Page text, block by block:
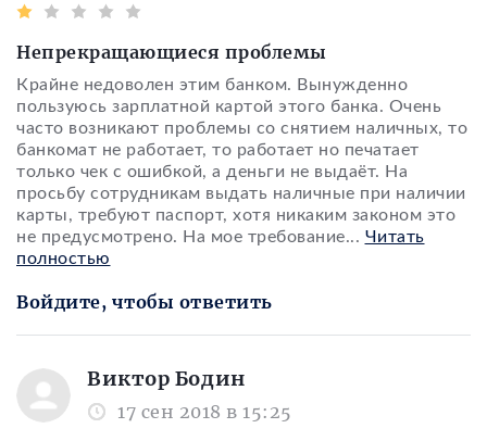
Непрекращающиеся проблемы
Крайне недоволен этим банком. Вынужденно
пользуюсь зарплатной картой этого банка. Очень
часто возникают проблемы со снятием наличных, то
банкомат не работает, то работает но печатает
только чек с ошибкой, а деньги не выдаёт. На
просьбу сотрудникам выдать наличные при наличии
карты, требуют паспорт, хотя никаким законом это
не предусмотрено. На мое требование... Читать
полностью
Войдите, чтобы ответить
Виктор Бодин
17 сен 2018 в 15:25